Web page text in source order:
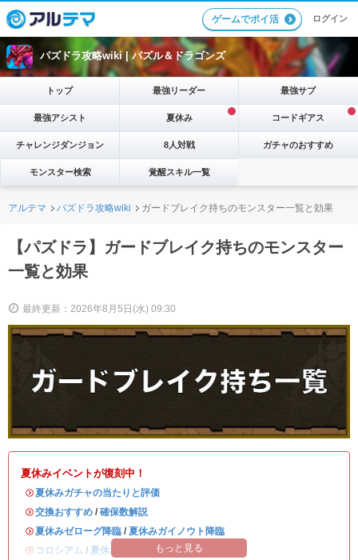
ゲームでポイ活 ログイン
パズドラ攻略wiki |パズル＆ドラゴンズ
トップ 最強リーダー 最強サブ
最強アシスト 夏休み コードギアス
チャレンジダンジョン 8人対戦 ガチャのおすすめ
モンスター検索 覚醒スキル一覧
アルテマ パズドラ攻略wiki ガードブレイク持ちのモンスター一覧と効果
【パズドラ】ガードブレイク持ちのモンスター
一覧と効果
最終更新：2026年8月5日(水) 09:30
夏休みイベントが復刻中！
・夏休みガチャの当たりと評価
・交換おすすめ / 確保数解説
・夏休みゼローグ降臨 / 夏休みガイノウト降臨
・ コロシアム / 夏休みワンタッチもっと見る